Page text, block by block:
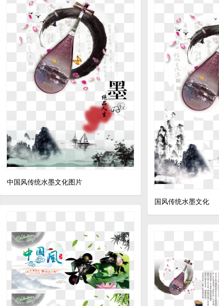
中国风传统水墨文化图片
国风传统水墨文化